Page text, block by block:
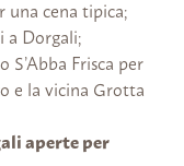
una cena tipica;
a Dorgali;
Frisca per
e la vicina Grotta
aperte per